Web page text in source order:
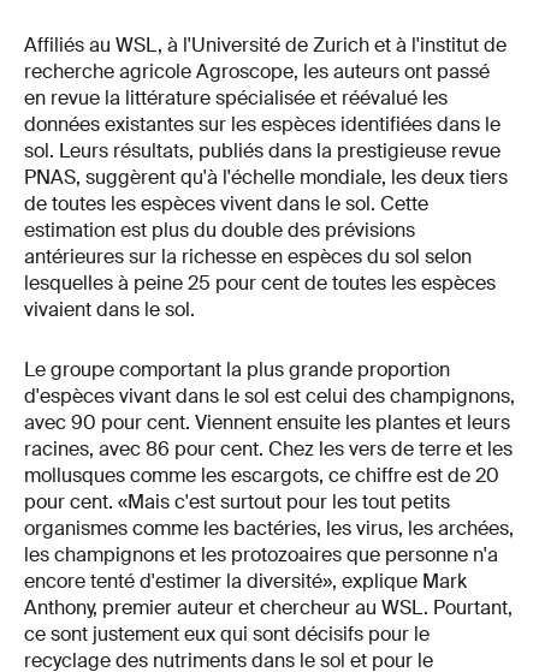
Affiliés au WSL, à l'Université de Zurich et à l'institut de
recherche agricole Agroscope, les auteurs ont passé
en revue la littérature spécialisée et réévalué les
données existantes sur les espèces identifiées dans le
sol. Leurs résultats, publiés dans la prestigieuse revue
PNAS, suggèrent qu'à l'échelle mondiale, les deux tiers
de toutes les espèces vivent dans le sol. Cette
estimation est plus du double des prévisions
antérieures sur la richesse en espèces du sol selon
lesquelles à peine 25 pour cent de toutes les espèces
vivaient dans le sol.
Le groupe comportant la plus grande proportion
d'espèces vivant dans le sol est celui des champignons,
avec 90 pour cent. Viennent ensuite les plantes et leurs
racines, avec 86 pour cent. Chez les vers de terre et les
mollusques comme les escargots, ce chiffre est de 20
pour cent. «Mais c'est surtout pour les tout petits
organismes comme les bactéries, les virus, les archées,
les champignons et les protozoaires que personne n'a
encore tenté d'estimer la diversité», explique Mark
Anthony, premier auteur et chercheur au WSL. Pourtant,
ce sont justement eux qui sont décisifs pour le
recyclage des nutriments dans le sol et pour le